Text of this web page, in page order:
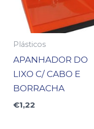
Plásticos
APANHADOR DO
LIXO C/ CABO E
BORRACHA
€1,22